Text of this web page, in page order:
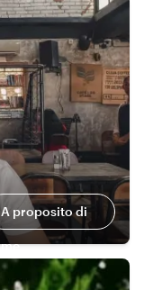
A proposito di
me